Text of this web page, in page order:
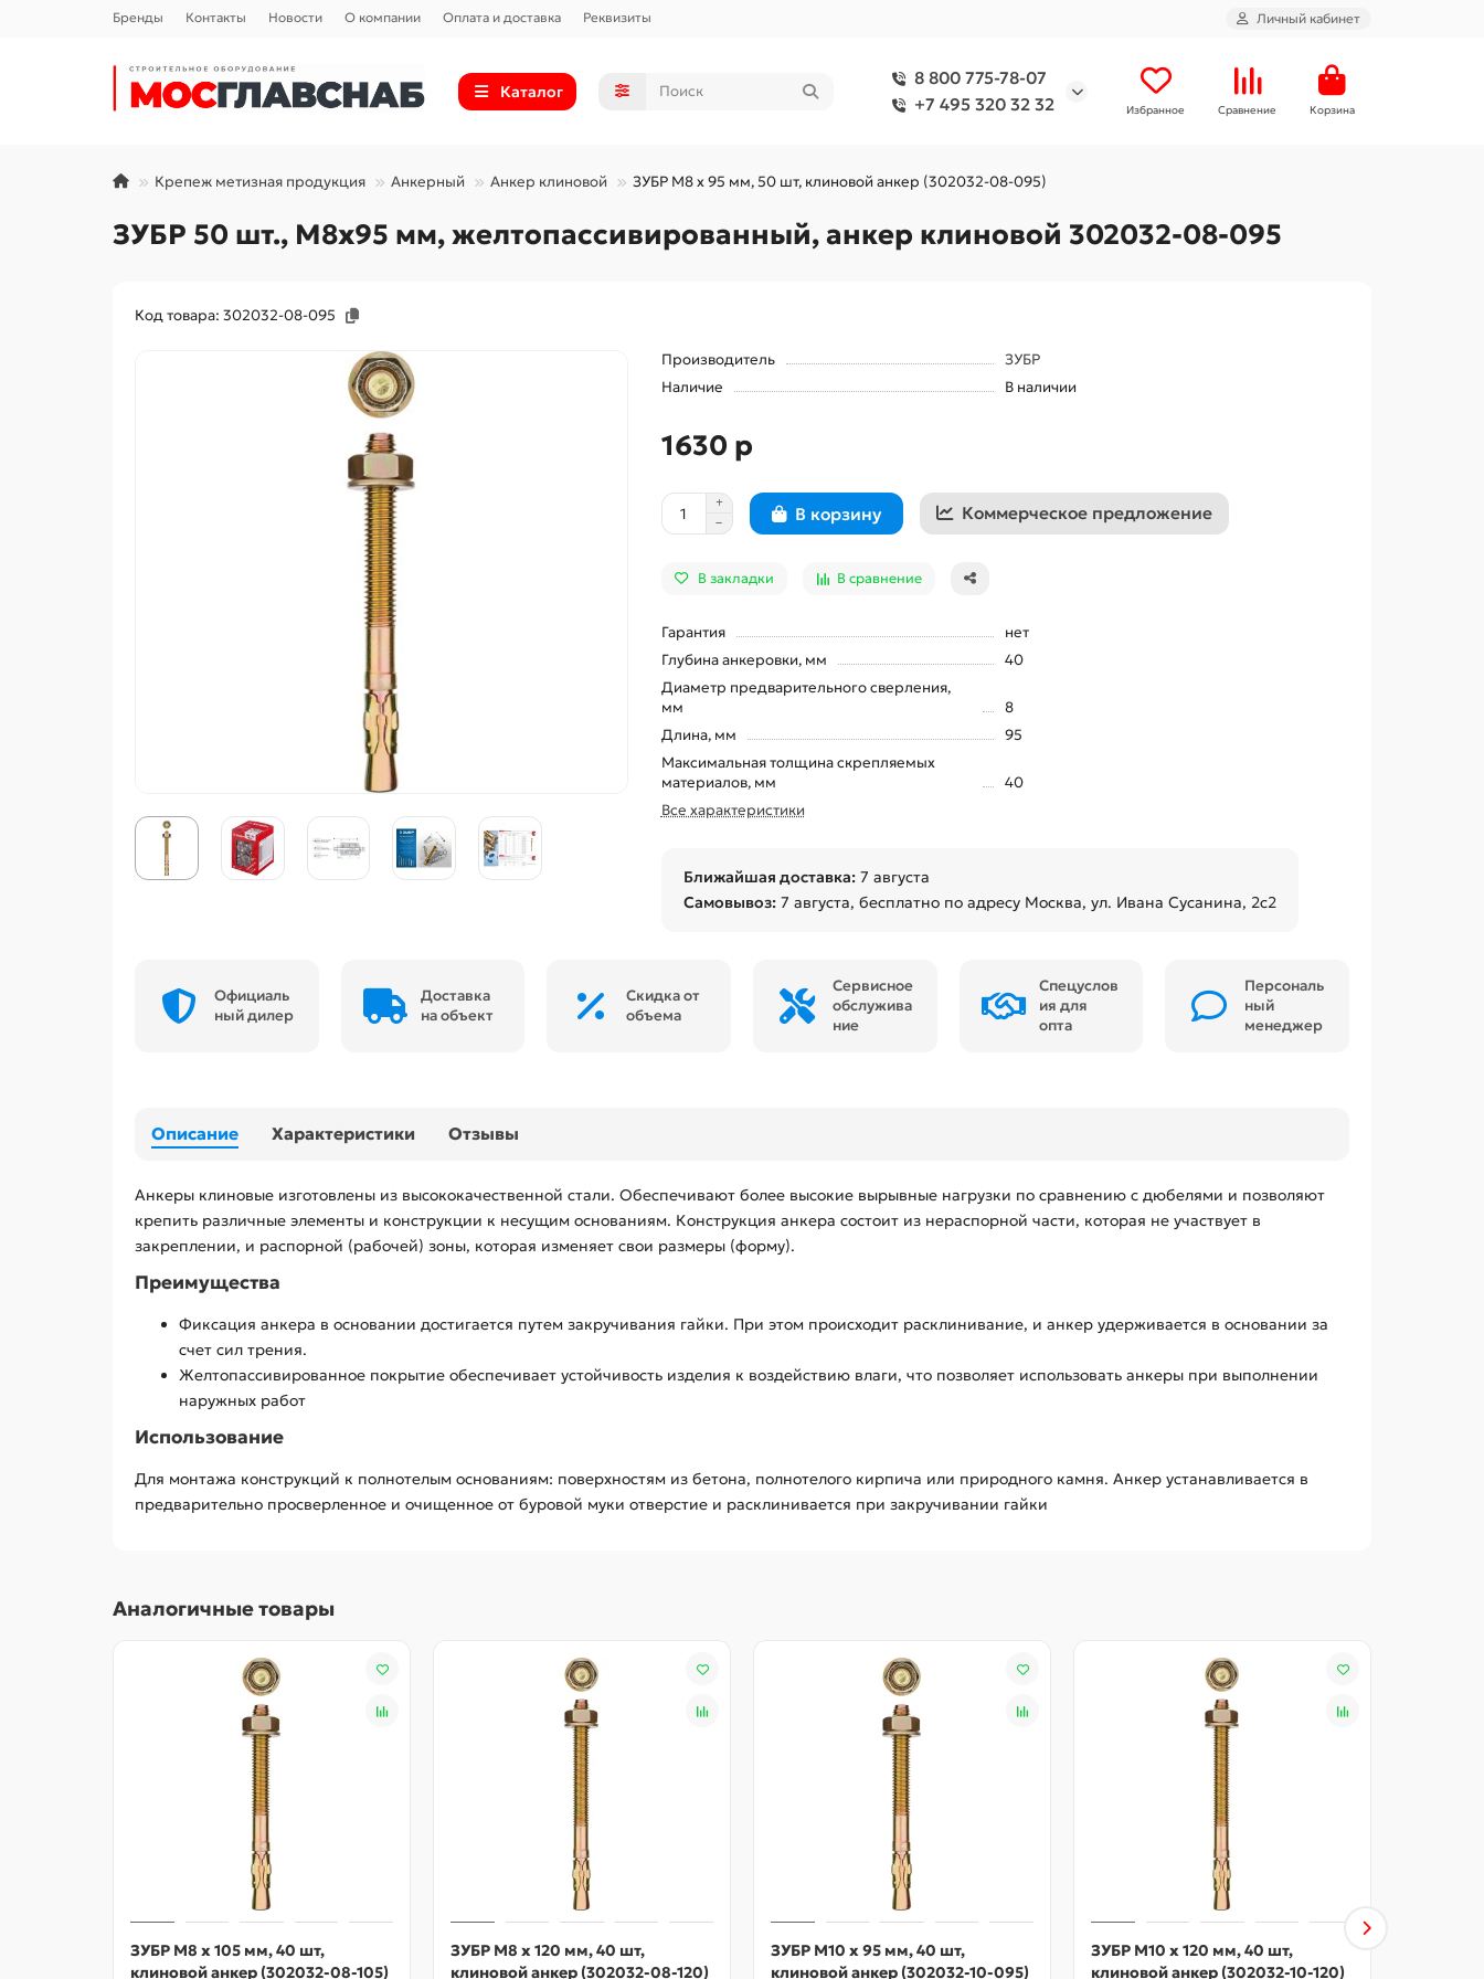
Бренды Контакты Новости О компании Оплата и доставка Реквизиты Личный кабинет
Каталог
8 800 775-78-07
+7 495 320 32 32
Избранное Сравнение Корзина
Крепеж метизная продукция Анкерный Анкер клиновой ЗУБР М8 х 95 мм, 50 шт, клиновой анкер (302032-08-095)
ЗУБР 50 шт., М8х95 мм, желтопассивированный, анкер клиновой 302032-08-095
Код товара: 302032-08-095
Производитель
ЗУБР
Наличие
В наличии
1630 р
В корзину Коммерческое предложение
В закладки В сравнение
Гарантия
нет
Глубина анкеровки, мм
40
Диаметр предварительного сверления,
мм
8
Длина, мм
95
Максимальная толщина скрепляемых
материалов, мм
40
Все характеристики
Ближайшая доставка: 7 августа
Самовывоз: 7 августа, бесплатно по адресу Москва, ул. Ивана Сусанина, 2с2
Официаль
ный дилер
Доставка
на объект
Скидка от
объема
Сервисное
обслужива
ние
Спецуслов
ия для
опта
Персональ
ный
менеджер
Описание Характеристики Отзывы
Анкеры клиновые изготовлены из высококачественной стали. Обеспечивают более высокие вырывные нагрузки по сравнению с дюбелями и позволяют
крепить различные элементы и конструкции к несущим основаниям. Конструкция анкера состоит из нераспорной части, которая не участвует в
закреплении, и распорной (рабочей) зоны, которая изменяет свои размеры (форму).
Преимущества
Фиксация анкера в основании достигается путем закручивания гайки. При этом происходит расклинивание, и анкер удерживается в основании за
счет сил трения.
Желтопассивированное покрытие обеспечивает устойчивость изделия к воздействию влаги, что позволяет использовать анкеры при выполнении
наружных работ
Использование
Для монтажа конструкций к полнотелым основаниям: поверхностям из бетона, полнотелого кирпича или природного камня. Анкер устанавливается в
предварительно просверленное и очищенное от буровой муки отверстие и расклинивается при закручивании гайки
Аналогичные товары
ЗУБР М8 х 105 мм, 40 шт,
клиновой анкер (302032-08-105)
ЗУБР М8 х 120 мм, 40 шт,
клиновой анкер (302032-08-120)
ЗУБР М10 х 95 мм, 40 шт,
клиновой анкер (302032-10-095)
ЗУБР М10 х 120 мм, 40 шт,
клиновой анкер (302032-10-120)